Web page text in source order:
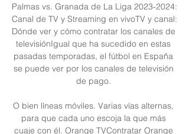
Palmas vs. Granada de La Liga 2023-2024:
Canal de TV y Streaming en vivoTV y canal:
Dónde ver y cómo contratar los canales de
televisiónIgual que ha sucedido en estas
pasadas temporadas, el fútbol en España
se puede ver por los canales de televisión
de pago.
O bien líneas móviles. Varias vías alternas,
para que cada uno escoja la que más
cuaje con él. Orange TVContratar Orange